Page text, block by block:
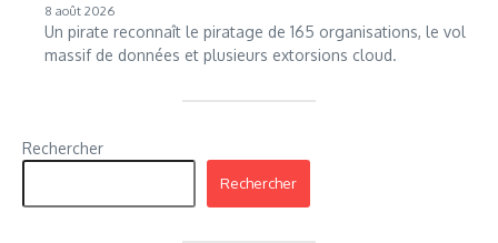
8 août 2026
Un pirate reconnaît le piratage de 165 organisations, le vol
massif de données et plusieurs extorsions cloud.
Rechercher
Rechercher